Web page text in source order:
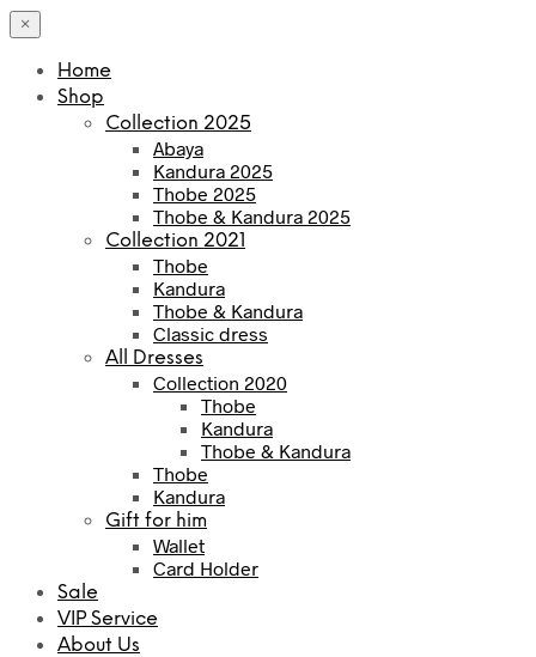
×
Home
Shop
Collection 2025
Abaya
Kandura 2025
Thobe 2025
Thobe & Kandura 2025
Collection 2021
Thobe
Kandura
Thobe & Kandura
Classic dress
All Dresses
Collection 2020
Thobe
Kandura
Thobe & Kandura
Thobe
Kandura
Gift for him
Wallet
Card Holder
Sale
VIP Service
About Us